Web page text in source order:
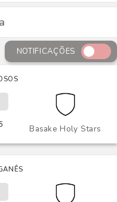
NOTIFICAÇÕES
Basake Holy Stars